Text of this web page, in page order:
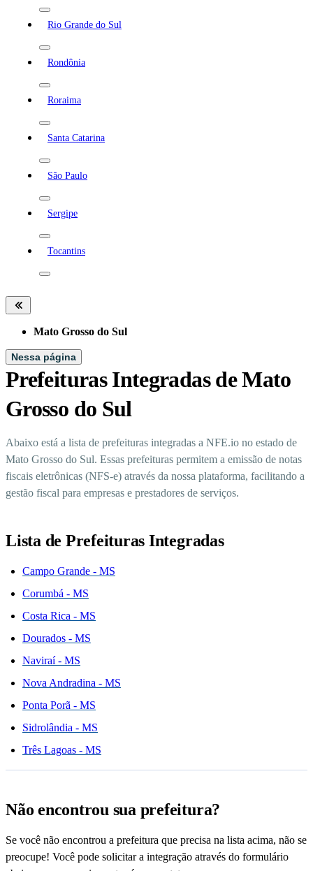
Rio Grande do Sul
Rondônia
Roraima
Santa Catarina
São Paulo
Sergipe
Tocantins
Mato Grosso do Sul
Nessa página
Prefeituras Integradas de Mato
Grosso do Sul
Abaixo está a lista de prefeituras integradas a NFE.io no estado de
Mato Grosso do Sul. Essas prefeituras permitem a emissão de notas
fiscais eletrônicas (NFS-e) através da nossa plataforma, facilitando a
gestão fiscal para empresas e prestadores de serviços.
Lista de Prefeituras Integradas
Campo Grande - MS
Corumbá - MS
Costa Rica - MS
Dourados - MS
Naviraí - MS
Nova Andradina - MS
Ponta Porã - MS
Sidrolândia - MS
Três Lagoas - MS
Não encontrou sua prefeitura?
Se você não encontrou a prefeitura que precisa na lista acima, não se
preocupe! Você pode solicitar a integração através do formulário